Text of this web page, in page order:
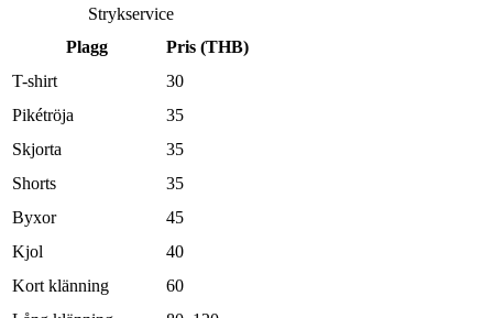
Strykservice
Plagg
Pris (THB)
T-shirt
30
Pikétröja
35
Skjorta
35
Shorts
35
Byxor
45
Kjol
40
Kort klänning
60